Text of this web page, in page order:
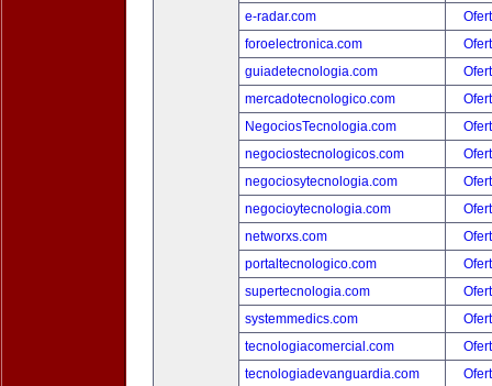
e-radar.com
foroelectronica.com
guiadetecnologia.com
mercadotecnologico.com
NegociosTecnologia.com
negociostecnologicos.com
negociosytecnologia.com
negocioytecnologia.com
networxs.com
portaltecnologico.com
supertecnologia.com
systemmedics.com
tecnologiacomercial.com
tecnologiadevanguardia.com